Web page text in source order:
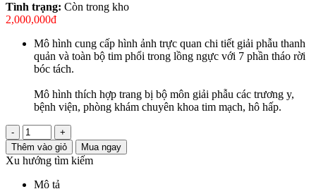
Tình trạng: Còn trong kho
2,000,000đ
Mô hình cung cấp hình ảnh trực quan chi tiết giải phẫu thanh
quản và toàn bộ tim phổi trong lồng ngực với 7 phần tháo rời
bóc tách.
Mô hình thích hợp trang bị bộ môn giải phẫu các trương y,
bệnh viện, phòng khám chuyên khoa tim mạch, hô hấp.
-
+
Thêm vào giỏ
Mua ngay
Xu hướng tìm kiếm
Mô tả